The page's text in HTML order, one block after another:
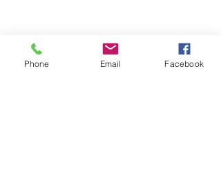
Phone Email Facebook